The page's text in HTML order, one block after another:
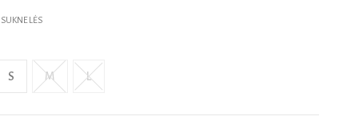
SUKNELĖS
S M L